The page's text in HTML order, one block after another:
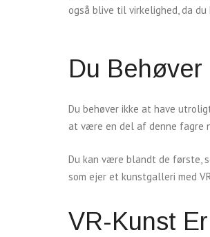
også blive til virkelighed, da
Du
Du behøver ikke at have
at være en del af denne fagre
Du kan være blandt de første,
som ejer et kunstgalleri med
VR-Kunst